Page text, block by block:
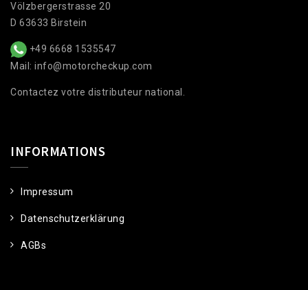
Völzbergerstrasse 20
D 63633 Birstein
+49 6668 1535547
Mail: info@motorcheckup.com
Contactez votre distributeur national.
INFORMATIONS
Impressum
Datenschutzerklärung
AGBs